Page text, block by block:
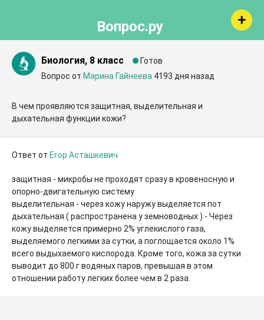
Вопрос.ру
Биология, 8 класс
Готов
Вопрос от Марина Гайнеева 4193 дня назад
В чем проявляются защитная, выделительная и
дыхательная функции кожи?
Ответ от Егор Асташкевич
защитная - микробы не проходят сразу в кровеносную и
опорно-двигательную систему
выделительная - через кожу наружу выделяется пот
дыхательная ( распространена у земноводных ) - Через
кожу выделяется примерно 2% углекислого газа,
выделяемого легкими за сутки, а поглощается около 1%
всего выдыхаемого кислорода. Кроме того, кожа за сутки
выводит до 800 г водяных паров, превышая в этом
отношении работу легких более чем в 2 раза.